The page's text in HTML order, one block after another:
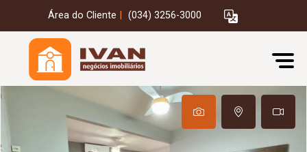
Área do Cliente (034) 3256-3000